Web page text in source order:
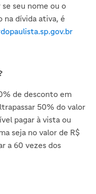
seu nome ou o
na dívida ativa, é
de desconto em
50% do valor
pagar à vista ou
seja no valor de R$
a 60 vezes dos